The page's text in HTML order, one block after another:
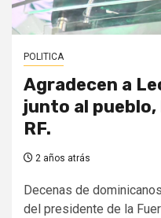
POLITICA
Agradecen a
junto al
RF.
2 años atrás
Decenas de
del presidente de la